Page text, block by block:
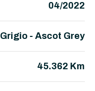
04/2022
Grigio - Ascot Grey
45.362 Km